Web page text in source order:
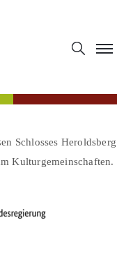
Schlosses Heroldsberg
Kulturgemeinschaften.